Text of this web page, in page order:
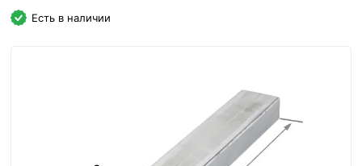
Есть в наличии